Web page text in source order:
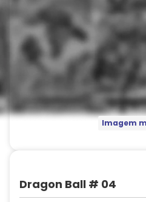
Imagem
Dragon Ball # 04